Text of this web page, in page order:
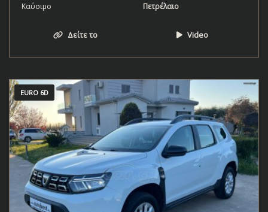
Καύσιμο
Πετρέλαιο
Δείτε το Video
EURO 6D